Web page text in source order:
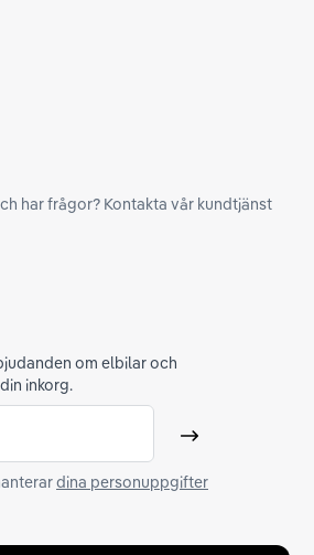
har frågor? Kontakta vår kundtjänst
om elbilar och
inkorg.
Skicka
dina personuppgifter